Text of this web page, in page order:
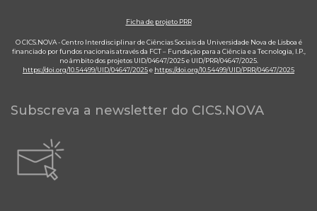
Ficha de projeto PRR
O CICS.NOVA - Centro Interdisciplinar de Ciências Sociais da Universidade Nova de Lisboa é
financiado por fundos nacionais através da FCT – Fundação para a Ciência e a Tecnologia, I.P.,
no âmbito dos projetos UID/04647/2025 e UID/PRR/04647/2025.
https://doi.org/10.54499/UID/04647/2025e https://doi.org/10.54499/UID/PRR/04647/2025
Subscreva a newsletter do CICS.NOVA